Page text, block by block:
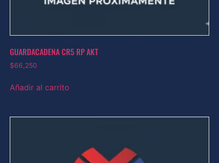
GUARDACADENA CR5 RP AKT
$66,250
Añadir al carrito